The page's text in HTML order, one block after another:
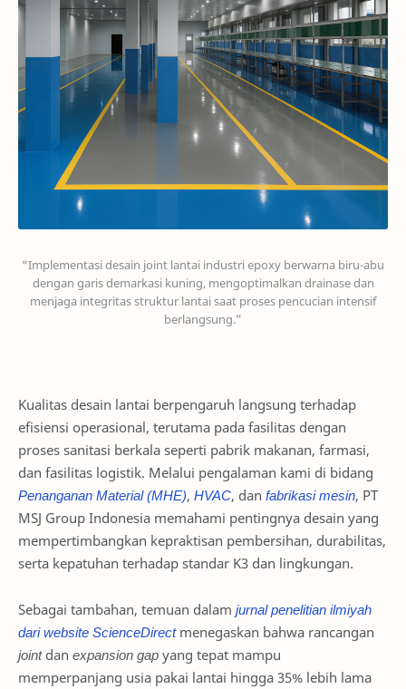
“Implementasi desain joint lantai industri epoxy berwarna biru-abu
dengan garis demarkasi kuning, mengoptimalkan drainase dan
menjaga integritas struktur lantai saat proses pencucian intensif
berlangsung.”
Kualitas desain lantai berpengaruh langsung terhadap
efisiensi operasional, terutama pada fasilitas dengan
proses sanitasi berkala seperti pabrik makanan, farmasi,
dan fasilitas logistik. Melalui pengalaman kami di bidang
Penanganan Material (MHE), HVAC, dan fabrikasi mesin, PT
MSJ Group Indonesia memahami pentingnya desain yang
mempertimbangkan kepraktisan pembersihan, durabilitas,
serta kepatuhan terhadap standar K3 dan lingkungan.
Sebagai tambahan, temuan dalam jurnal penelitian ilmiyah
dari website ScienceDirectmenegaskan bahwa rancangan
jointdan expansion gap yang tepat mampu
memperpanjang usia pakai lantai hingga 35% lebih lama